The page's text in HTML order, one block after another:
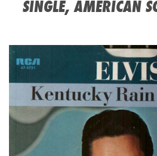
SINGLE, AMERICAN